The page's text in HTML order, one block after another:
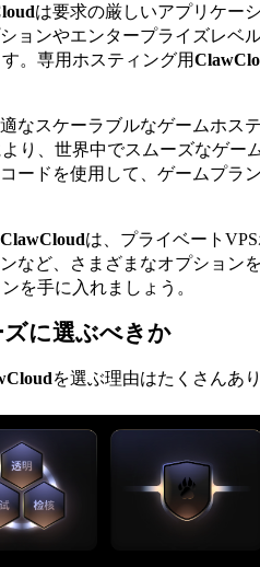
は要求の厳しいアプリケー
ョンやエンタープライズレベ
。専用ホスティング用
なスケーラブルなゲームホス
り、世界中でスムーズなゲー
ードを使用して、ゲームプラ
ClawCloudは、プライベート
など、さまざまなオプション
を手に入れましょう。
に選ぶべきか
を選ぶ理由はたくさんあり